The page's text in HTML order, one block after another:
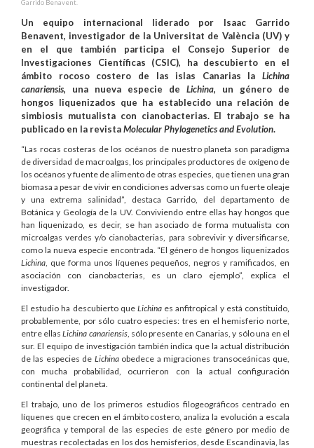
Garrido Benavent.
Un equipo internacional liderado por Isaac Garrido
Benavent, investigador de la Universitat de València (UV) y
en el que también participa el Consejo Superior de
Investigaciones Científicas (CSIC), ha descubierto en el
ámbito rocoso costero de las islas Canarias la Lichina
canariensis, una nueva especie de Lichina, un género de
hongos liquenizados que ha establecido una relación de
simbiosis mutualista con cianobacterias. El trabajo se ha
publicado en la revistaMolecular Phylogenetics and Evolution.
“Las rocas costeras de los océanos de nuestro planeta son paradigma
de diversidad de macroalgas, los principales productores de oxígeno de
los océanos y fuente de alimento de otras especies, que tienen una gran
biomasa a pesar de vivir en condiciones adversas como un fuerte oleaje
y una extrema salinidad”, destaca Garrido, del departamento de
Botánica y Geología de la UV. Conviviendo entre ellas hay hongos que
han liquenizado, es decir, se han asociado de forma mutualista con
microalgas verdes y/o cianobacterias, para sobrevivir y diversificarse,
como la nueva especie encontrada. “El género de hongos liquenizados
Lichina , que forma unos líquenes pequeños, negros y ramificados, en
asociación con cianobacterias, es un claro ejemplo”, explica el
investigador.
El estudio ha descubierto que Lichina es anfitropical y está constituido,
probablemente, por sólo cuatro especies: tres en el hemisferio norte,
entre ellasLichina canariensis, sólo presente en Canarias, y sólo una en el
sur. El equipo de investigación también indica que la actual distribución
de las especies de Lichinaobedece a migraciones transoceánicas que,
con mucha probabilidad, ocurrieron con la actual configuración
continental del planeta.
El trabajo, uno de los primeros estudios filogeográficos centrado en
líquenes que crecen en el ámbito costero, analiza la evolución a escala
geográfica y temporal de las especies de este género por medio de
muestras recolectadas en los dos hemisferios, desde Escandinavia, las